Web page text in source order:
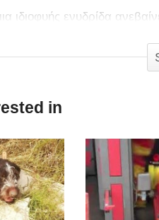
ιδιοφυής ενυδρίδα
in